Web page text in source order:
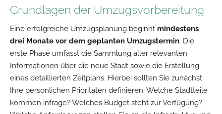
Grundlagen der Umzugsvorbereitung
Eine erfolgreiche Umzugsplanung beginnt mindestens
drei Monate vor dem geplanten Umzugstermin. Die
erste Phase umfasst die Sammlung aller relevanten
Informationen über die neue Stadt sowie die Erstellung
eines detaillierten Zeitplans. Hierbei sollten Sie zunächst
Ihre persönlichen Prioritäten definieren: Welche Stadtteile
kommen infrage? Welches Budget steht zur Verfügung?